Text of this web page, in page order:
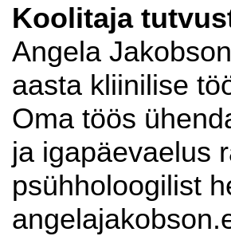
Koolitaja
Angela
aasta kliinilise
Oma töös
ja igapäevaelus
psühholoogilist